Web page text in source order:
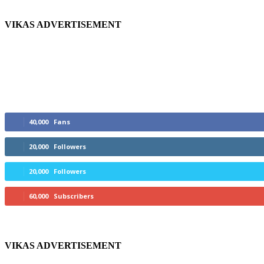
VIKAS ADVERTISEMENT
40,000 Fans
20,000 Followers
20,000 Followers
60,000 Subscribers
VIKAS ADVERTISEMENT